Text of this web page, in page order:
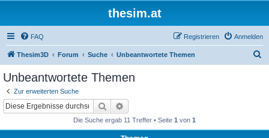
thesim.at
FAQ Anmelden
Registrieren
Thesim3D Forum Suche Unbeantwortete Themen
Unbeantwortete Themen
Zur erweiterten Suche
Suche
Die Suche ergab 11 Treffer • Seite 1 von 1